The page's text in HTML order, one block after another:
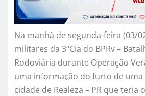
Na manhã de segunda-feira (03/
militares da 3ªCia do BPRv –
Rodoviária durante Operação
uma informação do furto de uma
cidade de Realeza – PR que teria